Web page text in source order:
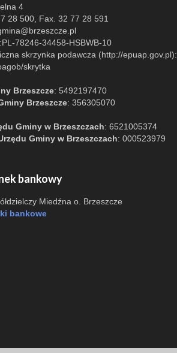
4
28 500, Fax. 32 77 28 591
78246-34458-HSBWB-10
skrzynka podawcza (http://epuap.gov.pl):
skrytka
Brzeszcze: 5492197470
Brzeszcze: 356305070
Gminy w Brzeszczach: 6521005374
Gminy w Brzeszczach: 000523979
bankowy
Miedźna o. Brzeszcze
bankowe